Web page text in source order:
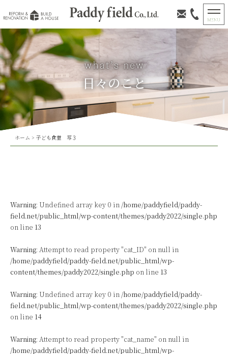
日々のこと
ホーム > 子ども食堂 写３
Warning: Undefined array key 0 in /home/paddyfield/paddy-
field.net/public_html/wp-content/themes/paddy2022/single.php
on line 13
Warning: Attempt to read property "cat_ID" on null in
/home/paddyfield/paddy-field.net/public_html/wp-
content/themes/paddy2022/single.php on line 13
Warning: Undefined array key 0 in /home/paddyfield/paddy-
field.net/public_html/wp-content/themes/paddy2022/single.php
on line 14
Warning: Attempt to read property "cat_name" on null in
/home/paddyfield/paddy-field.net/public_html/wp-